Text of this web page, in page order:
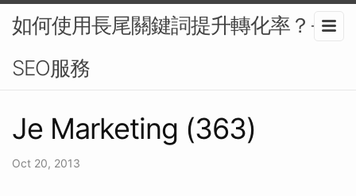
如何使用長尾關鍵詞提升轉化率？-
SEO服務
Je Marketing (363)
Oct 20, 2013